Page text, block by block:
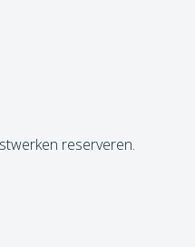
reserveren.